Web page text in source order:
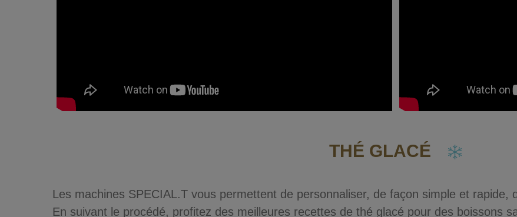
THÉ GLACÉ
Les machines SPECIAL.T vous permettent de personnaliser, de façon simple et rapide,
En suivant le procédé, profitez des meilleures recettes de thé glacé pour des boissons